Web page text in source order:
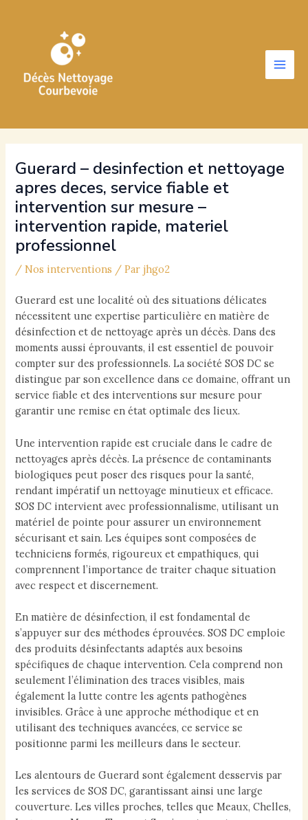
Main
Guerard – desinfection et nettoyage
apres deces, service fiable et
intervention sur mesure –
intervention rapide, materiel
professionnel
/Nos interventions / Parjhgo2
Guerard est une localité où des situations délicates
nécessitent une expertise particulière en matière de
désinfection et de nettoyage après un décès. Dans des
moments aussi éprouvants, il est essentiel de pouvoir
compter sur des professionnels. La société SOS DC se
distingue par son excellence dans ce domaine, offrant un
service fiable et des interventions sur mesure pour
garantir une remise en état optimale des lieux.
Une intervention rapide est cruciale dans le cadre de
nettoyages après décès. La présence de contaminants
biologiques peut poser des risques pour la santé,
rendant impératif un nettoyage minutieux et efficace.
SOS DC intervient avec professionnalisme, utilisant un
matériel de pointe pour assurer un environnement
sécurisant et sain. Les équipes sont composées de
techniciens formés, rigoureux et empathiques, qui
comprennent l’importance de traiter chaque situation
avec respect et discernement.
En matière de désinfection, il est fondamental de
s’appuyer sur des méthodes éprouvées. SOS DC emploie
des produits désinfectants adaptés aux besoins
spécifiques de chaque intervention. Cela comprend non
seulement l’élimination des traces visibles, mais
également la lutte contre les agents pathogènes
invisibles. Grâce à une approche méthodique et en
utilisant des techniques avancées, ce service se
positionne parmi les meilleurs dans le secteur.
Les alentours de Guerard sont également desservis par
les services de SOS DC, garantissant ainsi une large
couverture. Les villes proches, telles que Meaux, Chelles,